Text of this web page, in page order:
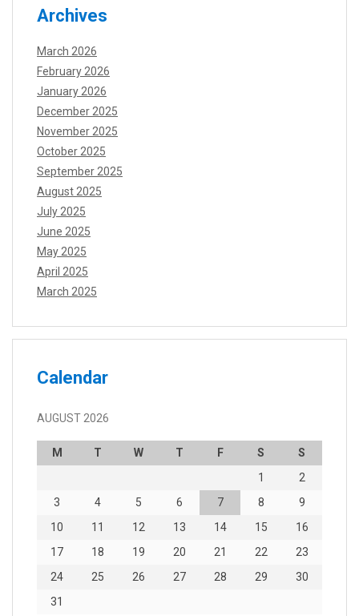
Archives
March 2026
February 2026
January 2026
December 2025
November 2025
October 2025
September 2025
August 2025
July 2025
June 2025
May 2025
April 2025
March 2025
Calendar
AUGUST 2026
M T W T F S
S
1
2
3
4 5 6 7 8
9
10
11 12 13 14 15
16
17
18 19 20 21 22
23
24
25 26 27 28 29
30
31